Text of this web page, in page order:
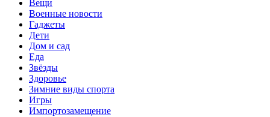
Вещи
Военные новости
Гаджеты
Дети
Дом и сад
Еда
Звёзды
Здоровье
Зимние виды спорта
Игры
Импортозамещение